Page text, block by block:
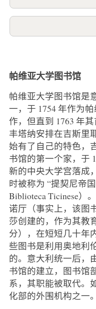
帕维亚大学图书馆
帕维亚大学图书馆是
一，于 1754 年作为
作，但直到 1763 年
丰塔纳安排在吉斯里
始有了自己的特色，
书馆的第一个家，于
新的中央大学宫落成
时被称为 “提契尼帝
Biblioteca Ticinese）
诺厅（事实上，该图
莎创建的，作为其教
分），在短短几十年
些图书是利用奥地利
的。意大利统一后，
书馆的建立，图书馆
系，其职能被取代。
化部的外围机构之一。